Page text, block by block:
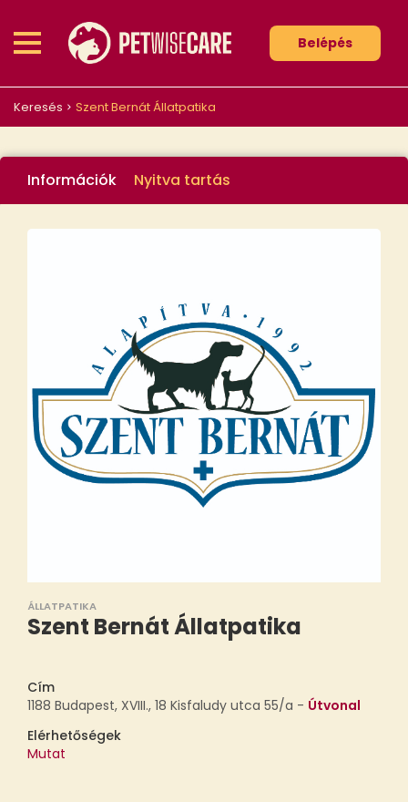
Belépés
Keresés Szent Bernát Állatpatika
Információk Nyitva tartás
ÁLLATPATIKA
Szent Bernát Állatpatika
Cím
1188 Budapest, XVIII., 18 Kisfaludy utca 55/a - Útvonal
Elérhetőségek
Mutat